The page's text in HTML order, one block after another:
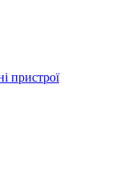
пристрої